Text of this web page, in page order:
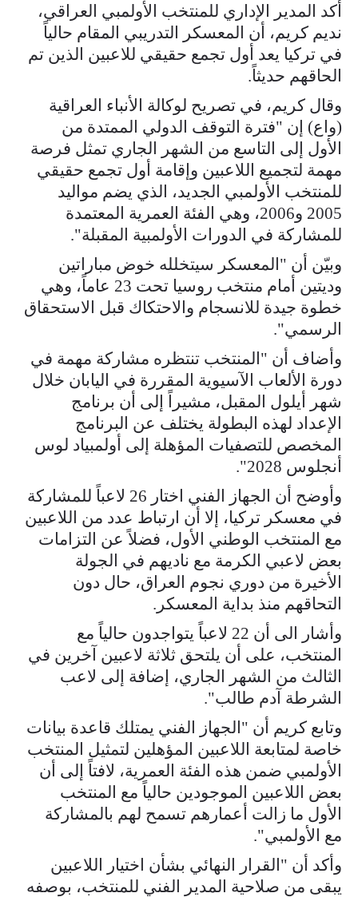
أكد المدير الإداري للمنتخب الأولمبي العراقي،
نديم كريم، أن المعسكر التدريبي المقام حالياً
في تركيا يعد أول تجمع حقيقي للاعبين الذين تم
الحاقهم حديثاً.
وقال كريم، في تصريح لوكالة الأنباء العراقية
(واع) إن "فترة التوقف الدولي الممتدة من
الأول إلى التاسع من الشهر الجاري تمثل فرصة
مهمة لتجميع اللاعبين وإقامة أول تجمع حقيقي
للمنتخب الأولمبي الجديد، الذي يضم مواليد
2005 و2006، وهي الفئة العمرية المعتمدة
للمشاركة في الدورات الأولمبية المقبلة".
وبيّن أن "المعسكر سيتخلله خوض مباراتين
وديتين أمام منتخب روسيا تحت 23 عاماً، وهي
خطوة جيدة للانسجام والاحتكاك قبل الاستحقاق
الرسمي".
وأضاف أن "المنتخب تنتظره مشاركة مهمة في
دورة الألعاب الآسيوية المقررة في اليابان خلال
شهر أيلول المقبل، مشيراً إلى أن برنامج
الإعداد لهذه البطولة يختلف عن البرنامج
المخصص للتصفيات المؤهلة إلى أولمبياد لوس
أنجلوس 2028".
وأوضح أن الجهاز الفني اختار 26 لاعباً للمشاركة
في معسكر تركيا، إلا أن ارتباط عدد من اللاعبين
مع المنتخب الوطني الأول، فضلاً عن التزامات
بعض لاعبي الكرمة مع ناديهم في الجولة
الأخيرة من دوري نجوم العراق، حال دون
التحاقهم منذ بداية المعسكر.
وأشار الى أن 22 لاعباً يتواجدون حالياً مع
المنتخب، على أن يلتحق ثلاثة لاعبين آخرين في
الثالث من الشهر الجاري، إضافة إلى لاعب
الشرطة آدم طالب".
وتابع كريم أن "الجهاز الفني يمتلك قاعدة بيانات
خاصة لمتابعة اللاعبين المؤهلين لتمثيل المنتخب
الأولمبي ضمن هذه الفئة العمرية، لافتاً إلى أن
بعض اللاعبين الموجودين حالياً مع المنتخب
الأول ما زالت أعمارهم تسمح لهم بالمشاركة
مع الأولمبي".
وأكد أن "القرار النهائي بشأن اختيار اللاعبين
يبقى من صلاحية المدير الفني للمنتخب، بوصفه